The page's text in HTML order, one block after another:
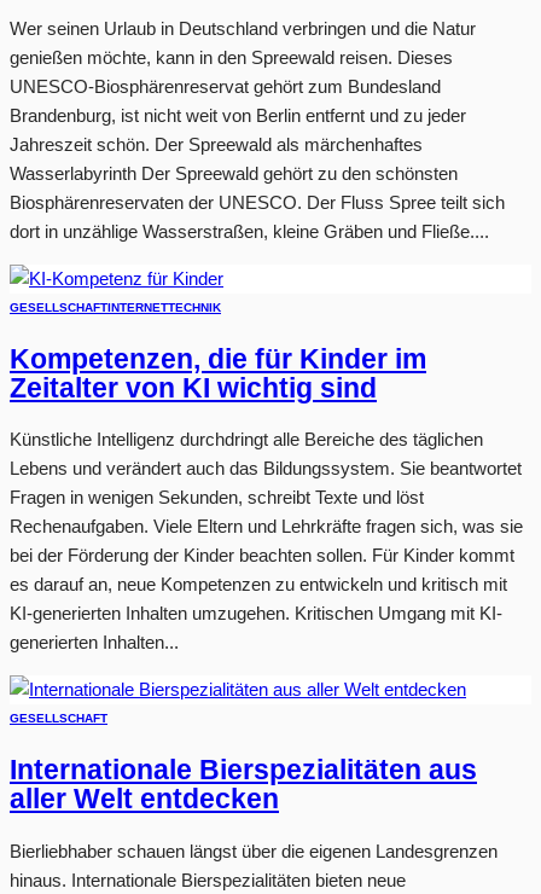
Wer seinen Urlaub in Deutschland verbringen und die Natur
genießen möchte, kann in den Spreewald reisen. Dieses
UNESCO-Biosphärenreservat gehört zum Bundesland
Brandenburg, ist nicht weit von Berlin entfernt und zu jeder
Jahreszeit schön. Der Spreewald als märchenhaftes
Wasserlabyrinth Der Spreewald gehört zu den schönsten
Biosphärenreservaten der UNESCO. Der Fluss Spree teilt sich
dort in unzählige Wasserstraßen, kleine Gräben und Fließe....
GESELLSCHAFTINTERNETTECHNIK
Kompetenzen, die für Kinder im
Zeitalter von KI wichtig sind
Künstliche Intelligenz durchdringt alle Bereiche des täglichen
Lebens und verändert auch das Bildungssystem. Sie beantwortet
Fragen in wenigen Sekunden, schreibt Texte und löst
Rechenaufgaben. Viele Eltern und Lehrkräfte fragen sich, was sie
bei der Förderung der Kinder beachten sollen. Für Kinder kommt
es darauf an, neue Kompetenzen zu entwickeln und kritisch mit
KI-generierten Inhalten umzugehen. Kritischen Umgang mit KI-
generierten Inhalten...
GESELLSCHAFT
Internationale Bierspezialitäten aus
aller Welt entdecken
Bierliebhaber schauen längst über die eigenen Landesgrenzen
hinaus. Internationale Bierspezialitäten bieten neue